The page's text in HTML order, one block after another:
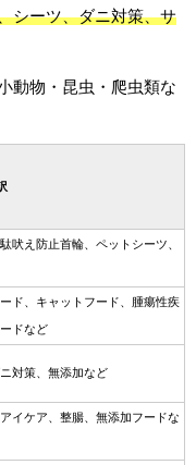
シーツ、ダニ対策、サ
動物・昆虫・爬虫類な
吠え防止首輪、ペットシーツ、
ド、キャットフード、腫瘍性疾
ドなど
対策、無添加など
イケア、整腸、無添加フードな